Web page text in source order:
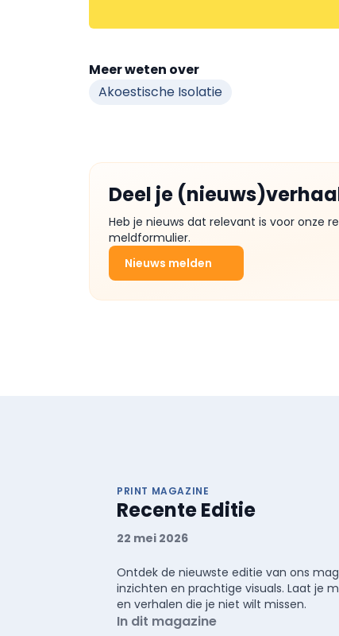
Meer weten over
Akoestische Isolatie
Deel je
Heb je nieuws dat relevant is voor onze
meldformulier.
Nieuws melden
PRINT MAGAZINE
Recente Editie
22 mei 2026
Ontdek de nieuwste editie van ons
inzichten en prachtige visuals. Laat je
en verhalen die je niet wilt missen.
In dit magazine